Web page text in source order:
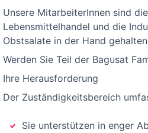
Unsere MitarbeiterInnen sind
Lebensmittelhandel und die
Obstsalate in der Hand
Werden Sie Teil der Bagusat
Ihre Herausforderung
Der Zuständigkeitsbereich
Sie unterstützen in enger